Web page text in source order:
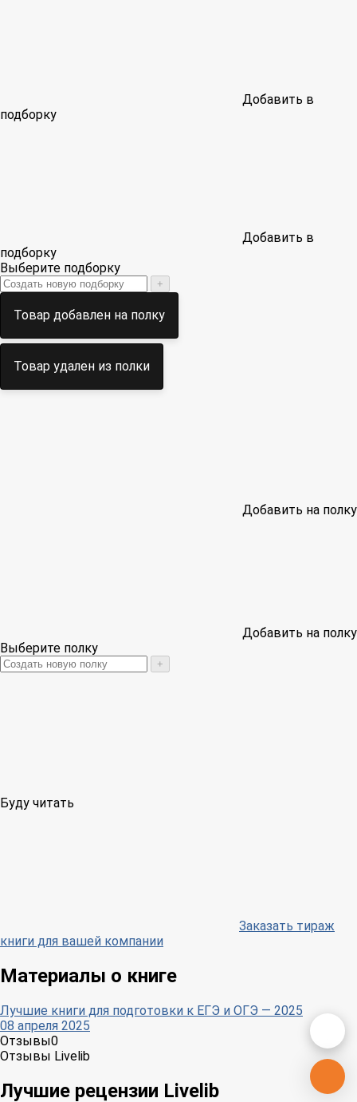
Добавить в
подборку
Добавить в
подборку
Выберите подборку
+
Товар добавлен на полку
Товар удален из полки
Добавить на полку
Добавить на полку
Выберите полку
+
Буду читать
Заказать тираж
книги для вашей компании
Материалы о книге
Лучшие книги для подготовки к ЕГЭ и ОГЭ — 2025
08 апреля 2025
Отзывы0
Отзывы Livelib
Лучшие рецензии Livelib